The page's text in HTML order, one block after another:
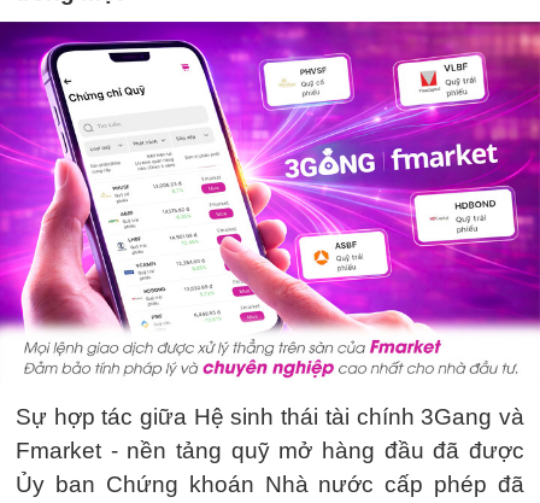
Sự hợp tác giữa Hệ sinh thái tài chính 3Gang và
Fmarket - nền tảng quỹ mở hàng đầu đã được
Ủy ban Chứng khoán Nhà nước cấp phép đã